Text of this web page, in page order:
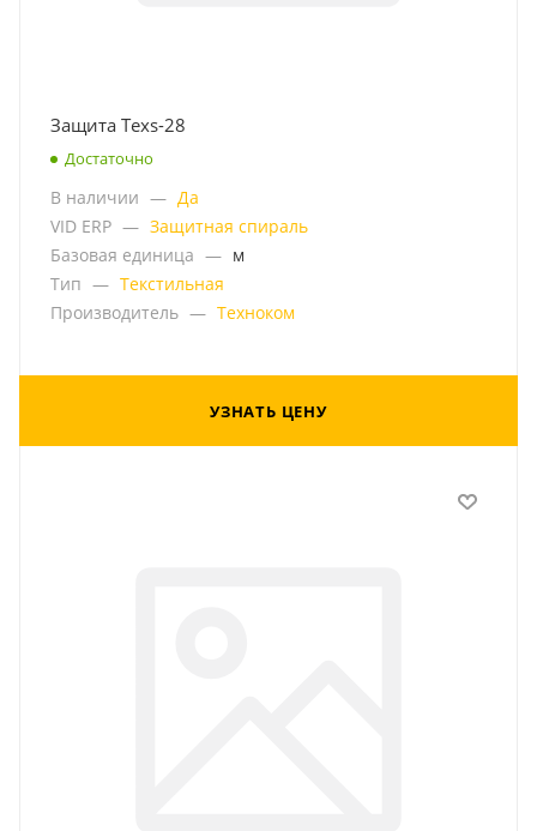
Защита Texs-28
Достаточно
В наличии — Да
VID ERP — Защитная спираль
Базовая единица — м
Тип — Текстильная
Производитель — Техноком
УЗНАТЬ ЦЕНУ